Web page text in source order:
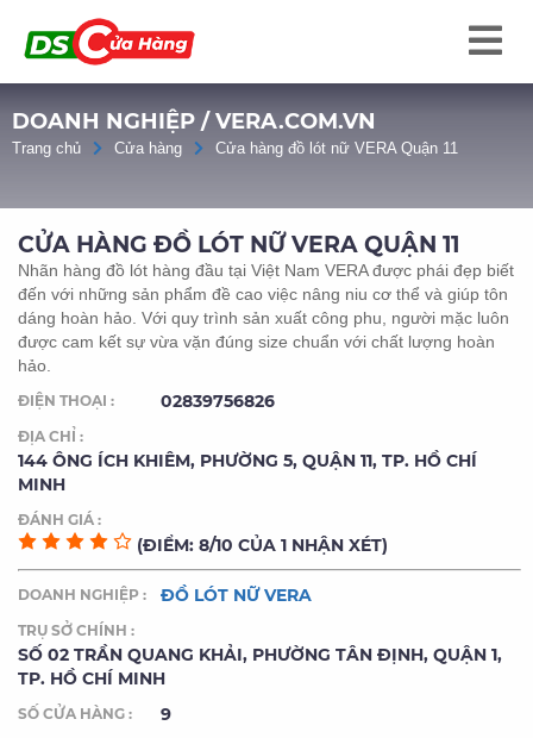
DOANH NGHIỆP / VERA.COM.VN
Trang chủ Cửa hàng Cửa hàng đồ lót nữ VERA Quận 11
CỬA HÀNG ĐỒ LÓT NỮ VERA QUẬN 11
Nhãn hàng đồ lót hàng đầu tại Việt Nam VERA được phái đẹp biết
đến với những sản phẩm đề cao việc nâng niu cơ thể và giúp tôn
dáng hoàn hảo. Với quy trình sản xuất công phu, người mặc luôn
được cam kết sự vừa vặn đúng size chuẩn với chất lượng hoàn
hảo.
ĐIỆN THOẠI : 02839756826
ĐỊA CHỈ :
144 ÔNG ÍCH KHIÊM, PHƯỜNG 5, QUẬN 11, TP. HỒ CHÍ
MINH
ĐÁNH GIÁ :
(ĐIỂM: 8/10 CỦA 1 NHẬN XÉT)
DOANH NGHIỆP : ĐỒ LÓT NỮ VERA
TRỤ SỞ CHÍNH :
SỐ 02 TRẦN QUANG KHẢI, PHƯỜNG TÂN ĐỊNH, QUẬN 1,
TP. HỒ CHÍ MINH
SỐ CỬA HÀNG : 9